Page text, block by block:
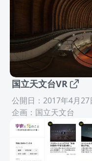
国立天文台VR
公開日：2017年4月27
企画：国立天文台